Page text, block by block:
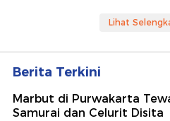
Lihat
Berita Terkini
Marbut di Purwakarta
Samurai dan Celurit Disita